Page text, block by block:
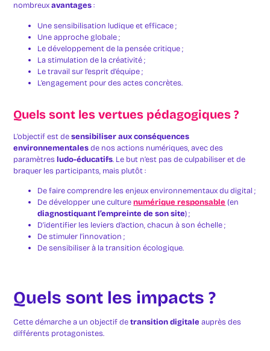
nombreuxavantages:
Une sensibilisation ludique et efficace ;
Une approche globale ;
Le développement de la pensée critique ;
La stimulation de la créativité ;
Le travail sur l’esprit d’équipe ;
L’engagement pour des actes concrètes.
Quels sont les vertues pédagogiques ?
L’objectif est desensibiliser aux conséquences
environnementalesde nos actions numériques, avec des
paramètresludo-éducatifs. Le but n’est pas de culpabiliser et de
braquer les participants, mais plutôt :
De faire comprendre les enjeux environnementaux du digital ;
De développer une culturenumérique responsable (en
diagnostiquant l’empreinte de son site) ;
D’identifier les leviers d’action, chacun à son échelle ;
De stimuler l’innovation ;
De sensibiliser à la transition écologique.
Quels sont les impacts ?
Cette démarche a un objectif detransition digitale auprès des
différents protagonistes.